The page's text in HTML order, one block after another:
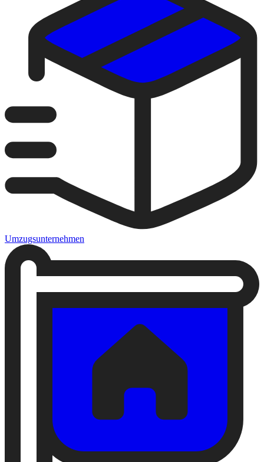
Umzugsunternehmen